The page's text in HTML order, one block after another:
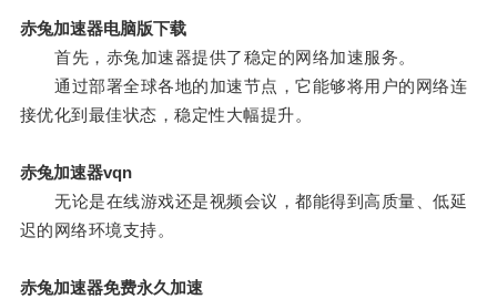
赤兔加速器电脑版下载
首先，赤兔加速器提供了稳定的网络加速服务。
通过部署全球各地的加速节点，它能够将用户的网络连
接优化到最佳状态，稳定性大幅提升。
赤兔加速器vqn
无论是在线游戏还是视频会议，都能得到高质量、低延
迟的网络环境支持。
赤兔加速器免费永久加速